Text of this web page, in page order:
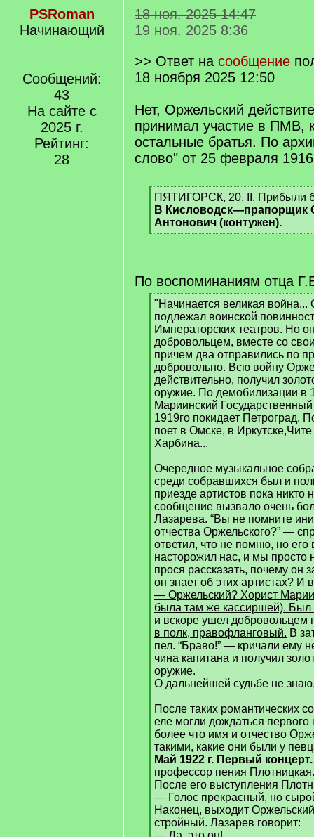
PSRoman
Начинающий
Сообщений:
43
На сайте с
2025 г.
Рейтинг:
28
18 ноя. 2025 14:47
19 ноя. 2025 8:36
>> Ответ на сообщение
18 ноября 2025 12:50
Нет, Оржельский
принимал участие в ПМВ,
остальные братья. По
слово" от 25 февраля
[
q
]
ПЯТИГОРСК, 20, II. Прибыли
В Кисловодск—прапорщик
Антонович (контужен).
[
По воспоминаниям отца
[
q
]
"Начинается великая
подлежал воинской
Императорских театров. Но
добровольцем, вместе со
причем два отправились по
добровольно. Всю войну
действительно, получил
оружие. По демобилизации в
Мариинский
1919го покидает Петроград.
поет в Омске, в
Харбина...
Очередное музыкальное
среди собравшихся был и
приезде артистов пока никто
сообщение вызвало очень
Лазарева. “Вы не помните
отчества Оржельского?” —
ответил, что не помню, но его
насторожил нас, и мы просто
прося рассказать, почему он
он знает об этих артистах? И
— Оржельский? Хорист
была там же кассиршей). Был
и вскоре ушел добровольцем
в полк, правофланговый. В
пел. “Браво!” — кричали ему
чина капитана и получил
оружие.
О дальнейшей судьбе не
После таких романтических
еле могли дождаться первого
более что имя и отчество
такими, какие они были у
Май 1922 г. Первый
профессор пения
После его выступления
— Голос прекрасный, но
Наконец, выходит
стройный. Лазарев говорит: